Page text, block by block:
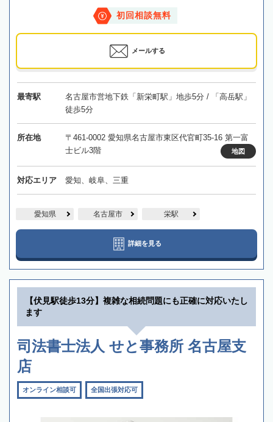
初回相談無料
メールする
最寄駅
名古屋市営地下鉄「新栄町駅」地歩5分 / 「高岳駅」
徒歩5分
所在地
〒461-0002 愛知県名古屋市東区代官町35-16 第一富
士ビル3階
地図
対応エリア 愛知、岐阜、三重
愛知県 名古屋市 栄駅
詳細を見る
【伏見駅徒歩13分】複雑な相続問題にも正確に対応いたし
ます
司法書士法人 せと事務所 名古屋支
店
オンライン相談可 全国出張対応可